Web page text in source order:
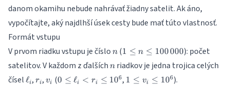
v_i
danom okamihu nebude nahrávať žiadny satelit. Ak áno,
vypočítajte, aký najdlhší úsek cesty bude mať túto vlastnosť.
Formát vstupu
V prvom riadku vstupu je číslo n
n (1\leq
100\,000
1 ≤ n ≤ 100000): počet
satelitov. V každom z ďalších n
n riadkov je jedna trojica celých
čísel \ell_i
ℓi, r_i
ri,v_i
vi (0\leq
0 ≤ ℓi < ri ≤ 106, 1\leq
1 ≤ vi ≤ 106).